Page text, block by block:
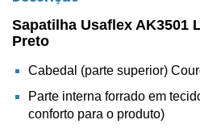
Sapatilha Usaflex AK3501
Preto
Cabedal (parte superior)
Parte interna forrado em
conforto para o produto)